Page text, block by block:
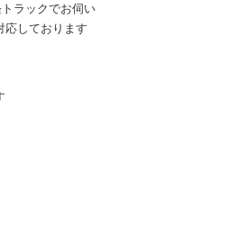
ラックでお伺い
応しております